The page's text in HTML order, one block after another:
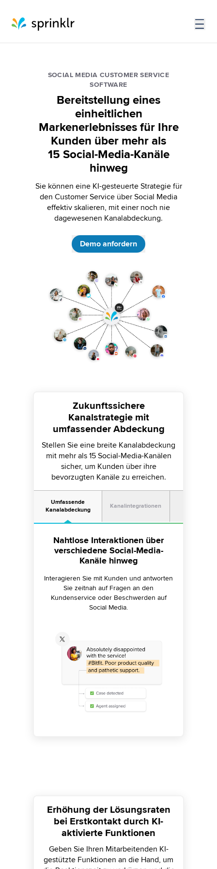
SOCIAL MEDIA CUSTOMER SERVICE
SOFTWARE
Bereitstellung eines
einheitlichen
Markenerlebnisses für Ihre
Kunden über mehr als
15 Social-Media-Kanäle
hinweg
Sie können eine KI-gesteuerte Strategie für
den Customer Service über Social Media
effektiv skalieren, mit einer noch nie
dagewesenen Kanalabdeckung.
Demo anfordern
Zukunftssichere
Kanalstrategie mit
umfassender Abdeckung
Stellen Sie eine breite Kanalabdeckung
mit mehr als 15 Social-Media-Kanälen
sicher, um Kunden über ihre
bevorzugten Kanäle zu erreichen.
Umfassende
Kanalabdeckung
Kanalintegrationen
Nahtlose Interaktionen über
verschiedene Social-Media-
Kanäle hinweg
Interagieren Sie mit Kunden und antworten
Sie zeitnah auf Fragen an den
Kundenservice oder Beschwerden auf
Social Media.
Eine konsistente Markenpräsenz
auf allen Kanälen gewährleisten
Kanäle hinzu, darunter
unternehmenseigene Anwendungen.
Skalieren Sie Kanäle in wenigen Minuten,
um mit der steigenden Nachfrage Schritt zu
Ihre Reichweite steigern
Durch die Unterstützung neuer Kanäle
können Sie neue Kundensegmente oder
demografische Gruppen erschließen, die
unterschiedliche Kommunikationskanäle
bevorzugen. Auf diese Weise können Sie
Ihren Kundenstamm sowie Ihre
Erhöhung der Lösungsraten
bei Erstkontakt durch KI-
aktivierte Funktionen
Geben Sie Ihren Mitarbeitenden KI-
gestützte Funktionen an die Hand, um